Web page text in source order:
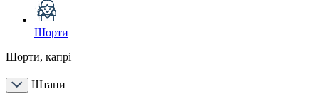
Шорти
Шорти, капрі
Штани